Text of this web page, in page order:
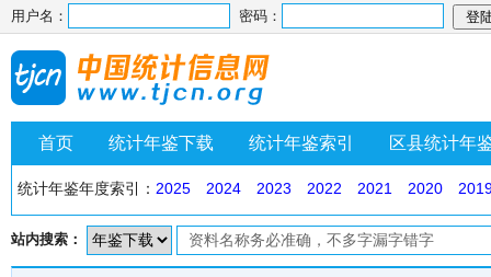
用户名： 密码：
首页 统计年鉴下载 统计年鉴索引 区县统计年
统计年鉴年度索引： 2025 2024 2023 2022 2021 2020
站内搜索：